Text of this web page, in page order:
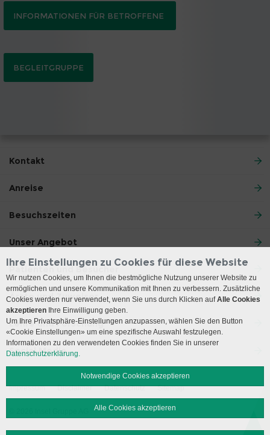
INFORMATIONEN FÜR BETROFFENE
BEGLEITGRUPPE
Kontakt
Anreise
Besuchszeiten
Unser Angebot
Patienten und Besucher
Ärzte und Zuweiser
Lehre und Forschung
Social Media
Impressum Disclaimer Datenschutz Sitemap
Ihre Einstellungen zu Cookies für diese Website
Wir nutzen Cookies, um Ihnen die bestmögliche Nutzung unserer Website zu
ermöglichen und unsere Kommunikation mit Ihnen zu verbessern. Zusätzliche
Cookies werden nur verwendet, wenn Sie uns durch Klicken aufAlle Cookies
akzeptieren Ihre Einwilligung geben.
Um Ihre Privatsphäre-Einstellungen anzupassen, wählen Sie den Button
«Cookie Einstellungen» um eine spezifische Auswahl festzulegen.
Informationen zu den verwendeten Cookies finden Sie in unserer
Datenschutzerklärung.
Notwendige Cookies akzeptieren
Alle Cookies akzeptieren